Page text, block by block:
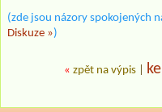
(zde jsou názory spokojených
Diskuze »)
« zpět na výpis